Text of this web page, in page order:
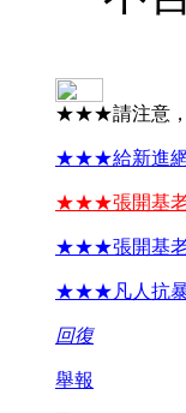
★★★請注意，
★★★給新進
★★★張開基
★★★張開基老
★★★凡人抗
回復
舉報